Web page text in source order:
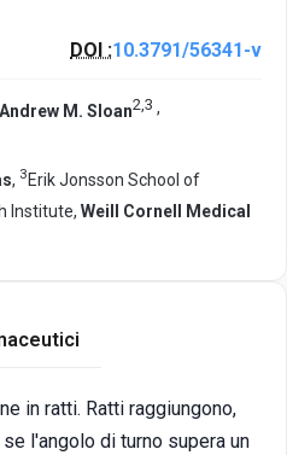
DOI :10.3791/56341-v
Andrew M. Sloan2,3 ,
, 3 Erik Jonsson School of
Institute, Weill Cornell Medical
in ratti. Ratti raggiungono,
l'angolo di turno supera un